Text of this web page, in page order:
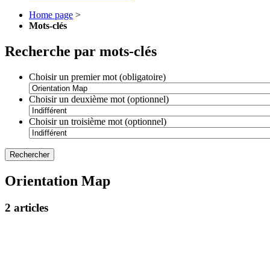
Home page >
Mots-clés
Recherche par mots-clés
Choisir un premier mot (obligatoire)
Choisir un deuxième mot (optionnel)
Choisir un troisième mot (optionnel)
Orientation Map
2 articles